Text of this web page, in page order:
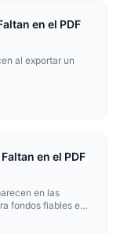
en el PDF
al exportar un
en el PDF
en las
fondos fiables en